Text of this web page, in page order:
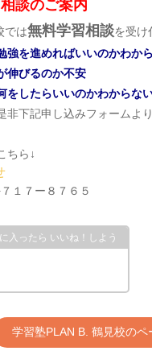
談のご案内
では無料学習相談を受け
強を進めればいいのかわか
伸びるのか不安
をしたらいいのかわからな
非下記申し込みフォームよ
ちら↓
１７ー８７６５
学習塾PLAN B. 鶴見校のペ